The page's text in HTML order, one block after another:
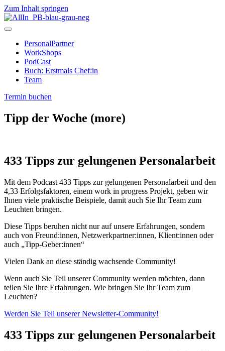
Zum Inhalt springen
PersonalPartner
WorkShops
PodCast
Buch: Erstmals Chef:in
Team
Termin buchen
Tipp der Woche (more)
433 Tipps zur gelungenen Personalarbeit
Mit dem Podcast 433 Tipps zur gelungenen Personalarbeit und den
4,33 Erfolgsfaktoren, einem work in progress Projekt, geben wir
Ihnen viele praktische Beispiele, damit auch Sie Ihr Team zum
Leuchten bringen.
Diese Tipps beruhen nicht nur auf unsere Erfahrungen, sondern
auch von Freund:innen, Netzwerkpartner:innen, Klient:innen oder
auch „Tipp-Geber:innen“
Vielen Dank an diese ständig wachsende Community!
Wenn auch Sie Teil unserer Community werden möchten, dann
teilen Sie Ihre Erfahrungen. Wie bringen Sie Ihr Team zum
Leuchten?
Werden Sie Teil unserer Newsletter-Community!
433 Tipps zur gelungenen Personalarbeit